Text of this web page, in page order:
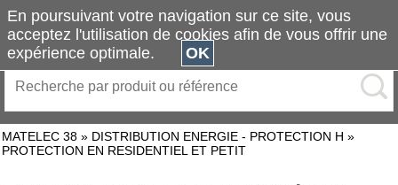
MATELEC 38 » DISTRIBUTION ENERGIE - PROTECTION H »
PROTECTION EN RESIDENTIEL ET PETIT
En poursuivant votre navigation sur ce site, vous
acceptez l'utilisation de cookies afin de vous offrir une
expérience optimale.
OK